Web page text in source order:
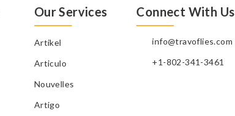
Our Services
Artikel
Articulo
Nouvelles
Artigo
Connect With Us
info@travoflies.com
+1-802-341-3461